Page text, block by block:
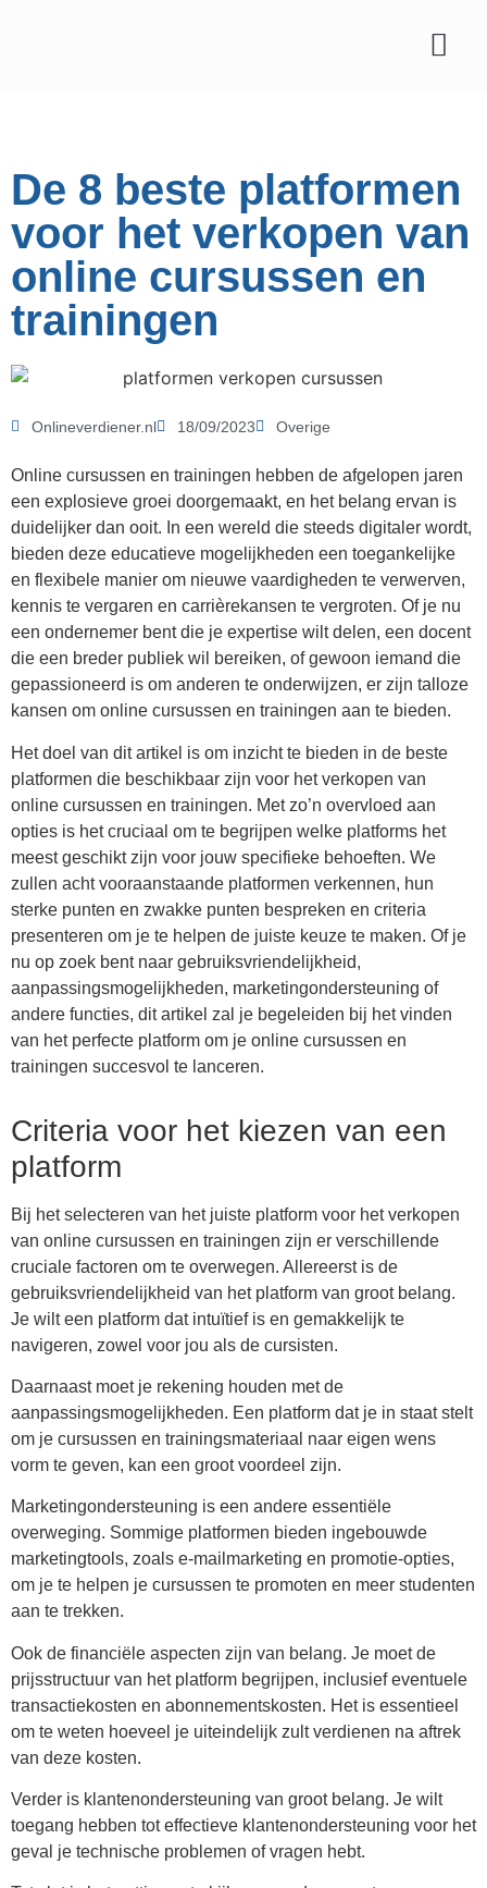
De 8 beste platformen
voor het verkopen van
online cursussen en
trainingen
Onlineverdiener.nl 18/09/2023 Overige
Online cursussen en trainingen hebben de afgelopen jaren
een explosieve groei doorgemaakt, en het belang ervan is
duidelijker dan ooit. In een wereld die steeds digitaler wordt,
bieden deze educatieve mogelijkheden een toegankelijke
en flexibele manier om nieuwe vaardigheden te verwerven,
kennis te vergaren en carrièrekansen te vergroten. Of je nu
een ondernemer bent die je expertise wilt delen, een docent
die een breder publiek wil bereiken, of gewoon iemand die
gepassioneerd is om anderen te onderwijzen, er zijn talloze
kansen om online cursussen en trainingen aan te bieden.
Het doel van dit artikel is om inzicht te bieden in de beste
platformen die beschikbaar zijn voor het verkopen van
online cursussen en trainingen. Met zo’n overvloed aan
opties is het cruciaal om te begrijpen welke platforms het
meest geschikt zijn voor jouw specifieke behoeften. We
zullen acht vooraanstaande platformen verkennen, hun
sterke punten en zwakke punten bespreken en criteria
presenteren om je te helpen de juiste keuze te maken. Of je
nu op zoek bent naar gebruiksvriendelijkheid,
aanpassingsmogelijkheden, marketingondersteuning of
andere functies, dit artikel zal je begeleiden bij het vinden
van het perfecte platform om je online cursussen en
trainingen succesvol te lanceren.
Criteria voor het kiezen van een
platform
Bij het selecteren van het juiste platform voor het verkopen
van online cursussen en trainingen zijn er verschillende
cruciale factoren om te overwegen. Allereerst is de
gebruiksvriendelijkheid van het platform van groot belang.
Je wilt een platform dat intuïtief is en gemakkelijk te
navigeren, zowel voor jou als de cursisten.
Daarnaast moet je rekening houden met de
aanpassingsmogelijkheden. Een platform dat je in staat stelt
om je cursussen en trainingsmateriaal naar eigen wens
vorm te geven, kan een groot voordeel zijn.
Marketingondersteuning is een andere essentiële
overweging. Sommige platformen bieden ingebouwde
marketingtools, zoals e-mailmarketing en promotie-opties,
om je te helpen je cursussen te promoten en meer studenten
aan te trekken.
Ook de financiële aspecten zijn van belang. Je moet de
prijsstructuur van het platform begrijpen, inclusief eventuele
transactiekosten en abonnementskosten. Het is essentieel
om te weten hoeveel je uiteindelijk zult verdienen na aftrek
van deze kosten.
Verder is klantenondersteuning van groot belang. Je wilt
toegang hebben tot effectieve klantenondersteuning voor het
geval je technische problemen of vragen hebt.